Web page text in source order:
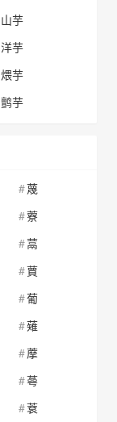
山芋
洋芋
煨芋
鹯芋
蔑
藔
蒚
蕒
葡
薙
藦
蕚
蔉